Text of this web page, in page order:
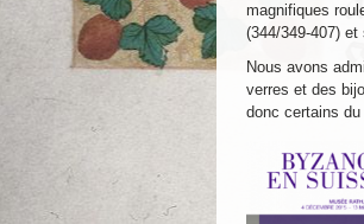
magnifiques
(344/349-407)
Nous avons
verres et des
donc certains